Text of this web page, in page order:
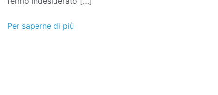
Per saperne di più